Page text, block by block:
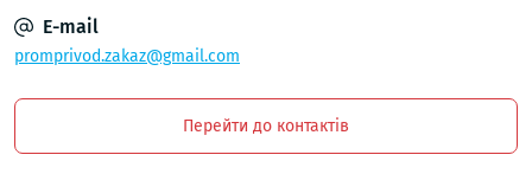
E-mail
promprivod.zakaz@gmail.com
Перейти до контактів